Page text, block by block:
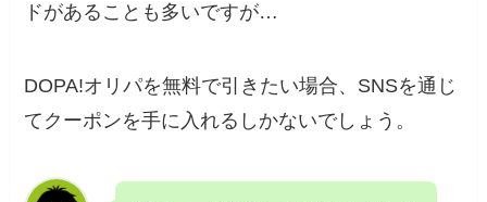
ドがあることも多いですが…
DOPA!オリパを無料で引きたい場合、SNSを通じ
てクーポンを手に入れるしかないでしょう。